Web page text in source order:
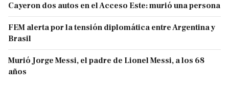
Cayeron dos autos en el Acceso Este: murió una persona
FEM alerta por la tensión diplomática entre Argentina y
Brasil
Murió Jorge Messi, el padre de Lionel Messi, a los 68
años